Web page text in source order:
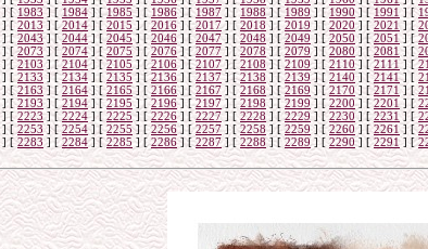
] [1983] [ 1984] [1985] [1986] [1987 ] [ 1988] [ 1989] [1990] [ 1991 ] [
] [2013 ] [2014] [ 2015] [ 2016] [2017] [ 2018 ] [ 2019 ] [2020] [ 2021 ] [
] [2043] [2044] [2045] [ 2046] [2047] [ 2048] [2049 ] [ 2050 ] [2051 ] [
] [2073 ] [ 2074] [2075] [2076] [2077 ] [2078] [ 2079] [2080] [ 2081 ] [
] [2103 ] [ 2104] [2105 ] [2106] [2107 ] [ 2108] [ 2109] [2110] [2111 ] [
] [2133 ] [2134 ] [2135 ] [2136] [2137] [2138 ] [ 2139] [ 2140] [2141] [
] [2163] [ 2164] [2165] [2166] [ 2167 ] [2168] [2169] [2170 ] [2171 ] [
] [2193] [ 2194] [ 2195] [2196] [2197 ] [ 2198 ] [ 2199] [ 2200] [2201 ] [
] [ 2223] [2224 ] [ 2225] [2226 ] [2227] [ 2228 ] [2229 ] [2230 ] [ 2231 ] [
] [2253 ] [ 2254] [2255] [2256] [2257 ] [2258] [ 2259 ] [ 2260] [ 2261 ] [
] [2283 ] [ 2284] [2285] [2286] [2287 ] [2288] [ 2289] [2290] [2291] [